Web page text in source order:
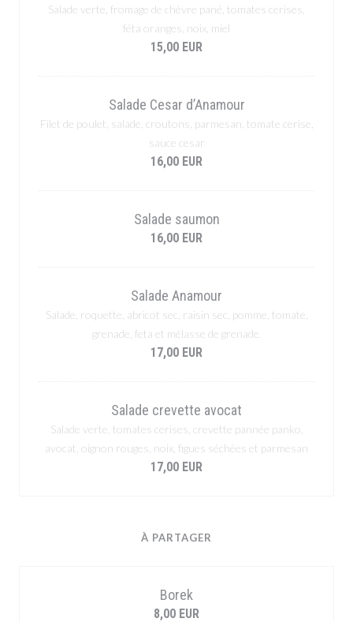
Salade verte, fromage de chèvre pané, tomates cerises,
féta oranges, noix, miel
15,00 EUR
Salade Cesar d’Anamour
Filet de poulet, salade, croutons, parmesan, tomate cerise,
sauce cesar
16,00 EUR
Salade saumon
16,00 EUR
Salade Anamour
Salade, roquette, abricot sec, raisin sec, pomme, tomate,
grenade, feta et mélasse de grenade.
17,00 EUR
Salade crevette avocat
Salade verte, tomates cerises, crevette pannée panko,
avocat, oignon rouges, noix, figues séchées et parmesan
17,00 EUR
À PARTAGER
Borek
8,00 EUR